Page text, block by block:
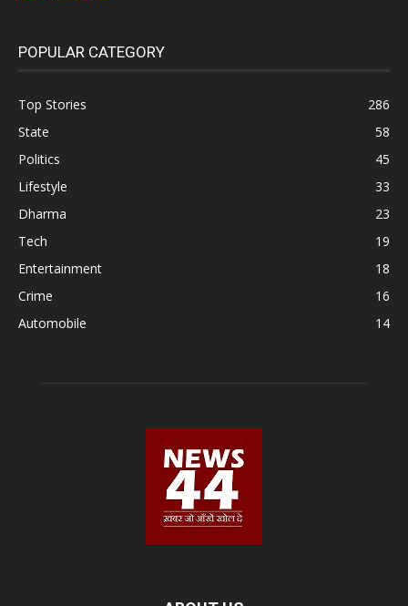
POPULAR CATEGORY
Top Stories
286
State
58
Politics
45
Lifestyle
33
Dharma
23
Tech
19
Entertainment
18
Crime
16
Automobile
14